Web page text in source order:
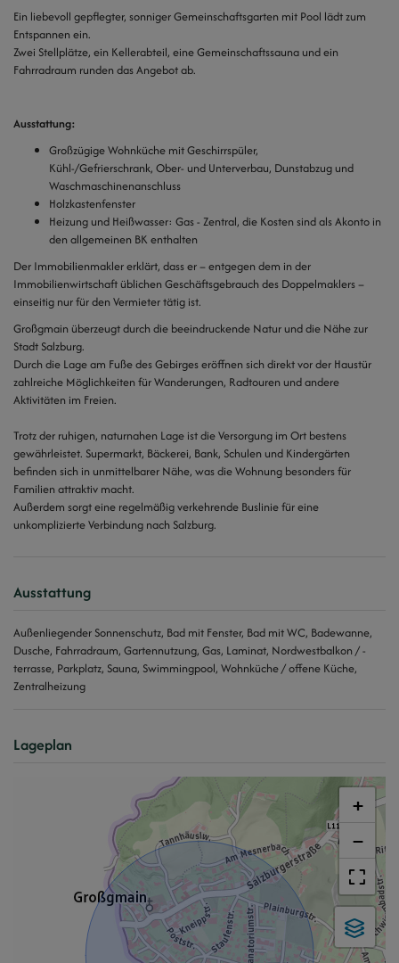
Ein liebevoll gepflegter, sonniger Gemeinschaftsgarten mit Pool lädt zum
Entspannen ein.
Zwei Stellplätze, ein Kellerabteil, eine Gemeinschaftssauna und ein
Fahrradraum runden das Angebot ab.
Ausstattung:
Großzügige Wohnküche mit Geschirrspüler,
Kühl-/Gefrierschrank, Ober- und Unterverbau, Dunstabzug und
Waschmaschinenanschluss
Holzkastenfenster
Heizung und Heißwasser: Gas - Zentral, die Kosten sind als Akonto in
den allgemeinen BK enthalten
Der Immobilienmakler erklärt, dass er – entgegen dem in der
Immobilienwirtschaft üblichen Geschäftsgebrauch des Doppelmaklers –
einseitig nur für den Vermieter tätig ist.
Großgmain überzeugt durch die beeindruckende Natur und die Nähe zur
Stadt Salzburg.
Durch die Lage am Fuße des Gebirges eröffnen sich direkt vor der Haustür
zahlreiche Möglichkeiten für Wanderungen, Radtouren und andere
Aktivitäten im Freien.
Trotz der ruhigen, naturnahen Lage ist die Versorgung im Ort bestens
gewährleistet. Supermarkt, Bäckerei, Bank, Schulen und Kindergärten
befinden sich in unmittelbarer Nähe, was die Wohnung besonders für
Familien attraktiv macht.
Außerdem sorgt eine regelmäßig verkehrende Buslinie für eine
unkomplizierte Verbindung nach Salzburg.
Ausstattung
Außenliegender Sonnenschutz Bad mit Fenster Bad mit WC Badewanne
Dusche Fahrradraum Gartennutzung Gas Laminat Nordwestbalkon / -
terrasse Parkplatz Sauna Swimmingpool Wohnküche / offene Küche
Zentralheizung
Lageplan
+
−